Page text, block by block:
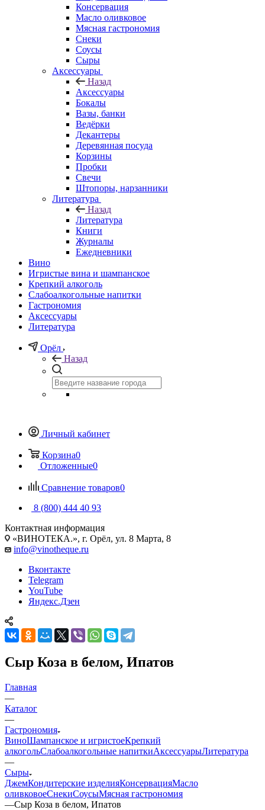
Консервация
Масло оливковое
Мясная гастрономия
Снеки
Соусы
Сыры
Аксессуары
Назад
Аксессуары
Бокалы
Вазы, банки
Ведёрки
Декантеры
Деревянная посуда
Корзины
Пробки
Свечи
Штопоры, нарзанники
Литература
Назад
Литература
Книги
Журналы
Ежедневники
Вино
Игристые вина и шампанское
Крепкий алкоголь
Слабоалкогольные напитки
Гастрономия
Аксессуары
Литература
Орёл
Назад
Личный кабинет
Корзина0
Отложенные0
Сравнение товаров0
8 (800) 444 40 93
Контактная информация
«ВИНОТЕКА.», г. Орёл, ул. 8 Марта, 8
info@vinotheque.ru
Вконтакте
Telegram
YouTube
Яндекс.Дзен
Сыр Коза в белом, Ипатов
Главная
—
Каталог
—
Гастрономия
ВиноШампанское и игристоеКрепкий
алкогольСлабоалкогольные напиткиАксессуарыЛитература
—
Сыры
ДжемКондитерские изделияКонсервацияМасло
оливковоеСнекиСоусыМясная гастрономия
—Сыр Коза в белом, Ипатов